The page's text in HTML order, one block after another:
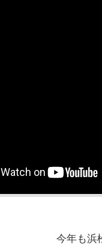
今年も浜